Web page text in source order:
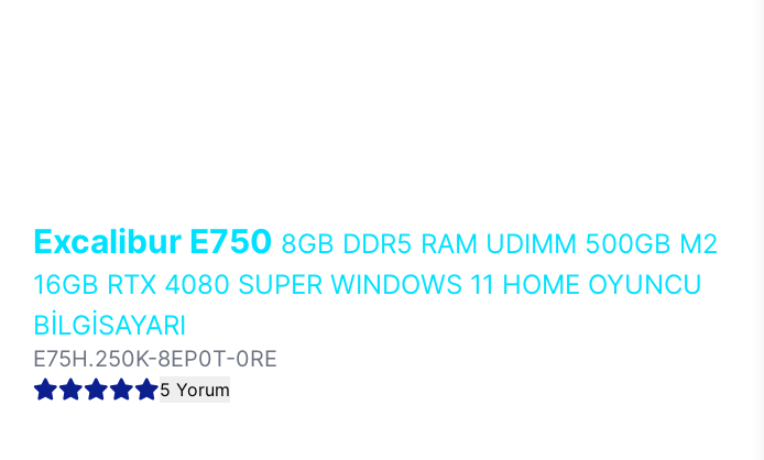
Excalibur E750 8GB DDR5 RAM UDIMM 500GB M2
16GB RTX 4080 SUPER WINDOWS 11 HOME OYUNCU
BİLGİSAYARI
E75H.250K-8EP0T-0RE
5 Yorum